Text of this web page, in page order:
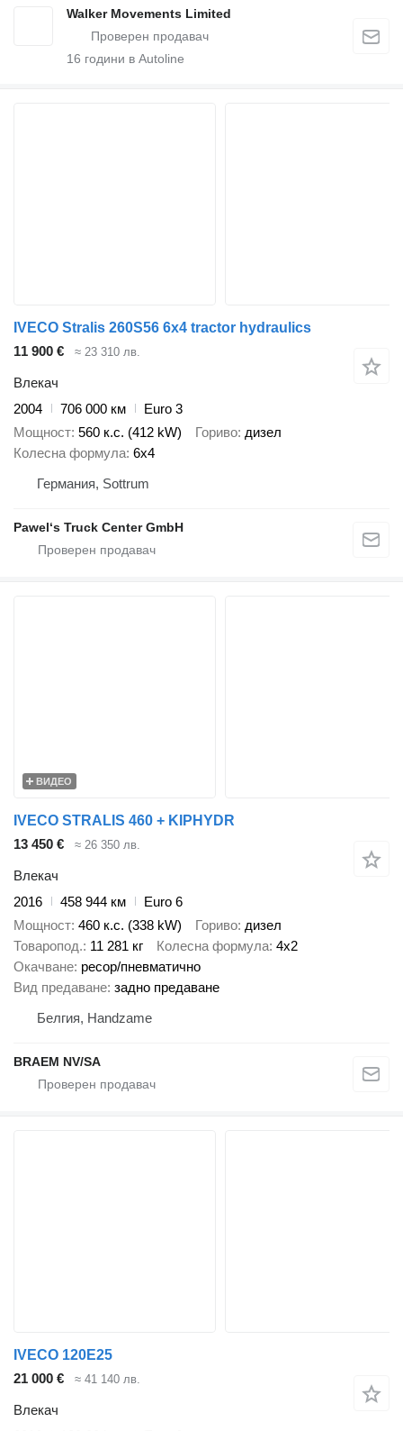
Walker Movements Limited
16 години в Autoline
IVECO Stralis 260S56 6x4 tractor hydraulics
11 900 €
≈ 23 310 лв.
Влекач
2004
706 000 км
Euro 3
Мощност 560 к.с. (412 kW) Гориво дизел
Колесна формула 6x4
Германия, Sottrum
Pawel‘s Truck Center GmbH
ВИДЕО
IVECO STRALIS 460 + KIPHYDR
13 450 €
≈ 26 350 лв.
Влекач
2016
458 944 км
Euro 6
Мощност 460 к.с. (338 kW) Гориво дизел
Товаропод. 11 281 кг Колесна формула 4x2
Окачване ресор/пневматично
Вид предаване задно предаване
Белгия, Handzame
BRAEM NV/SA
IVECO 120E25
21 000 €
≈ 41 140 лв.
Влекач